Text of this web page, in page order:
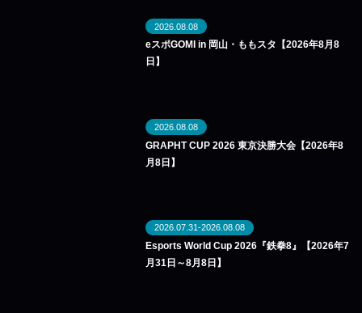
2026.08.08
eスポGOMI in 岡山・ももスタ【2026年8月8
日】
2026.08.08
GRAPHT CUP 2026 東京決勝大会【2026年8
月8日】
2026.07.31-2026.08.08
Esports World Cup 2026『鉄拳8』【2026年7
月31日～8月8日】